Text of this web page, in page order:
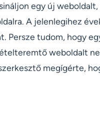
egy új
A jelenlegihez
Persze tudom, hogy
weboldalt
megígérte,